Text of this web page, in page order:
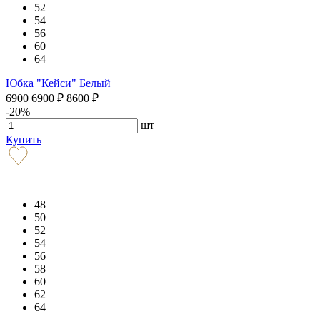
52
54
56
60
64
Юбка "Кейси" Белый
6900 6900 ₽ 8600 ₽
-20%
шт
Купить
48
50
52
54
56
58
60
62
64